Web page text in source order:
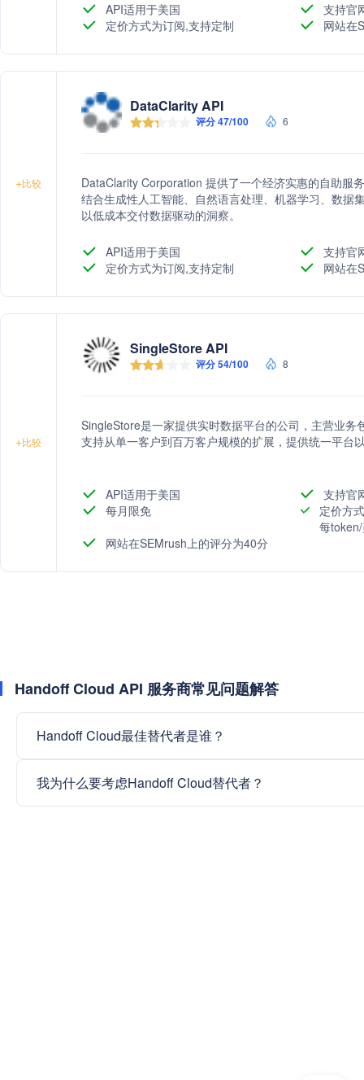
API适用于美国
支持官
定价方式为订阅,支持定制
网站在
+比较
DataClarity API
评分 47/100 6
DataClarity Corporation 提供了一个经济实惠的自助服
结合生成性人工智能、自然语言处理、机器学习、数据
以低成本交付数据驱动的洞察。
API适用于美国
支持官
定价方式为订阅,支持定制
网站在
+比较
SingleStore API
评分 54/100 8
SingleStore是一家提供实时数据平台的公司，主营业
支持从单一客户到百万客户规模的扩展，提供统一平台
API适用于美国
支持官
每月限免
定价方
每
网站在SEMrush上的评分为40分
Handoff Cloud API 服务商常见问题解答
Handoff Cloud最佳替代者是谁？
我为什么要考虑Handoff Cloud替代者？